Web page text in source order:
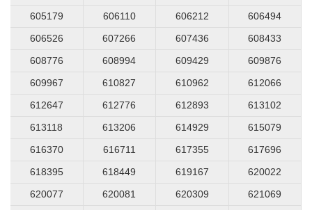
605179
606110 606212
606494
606526
607266 607436
608433
608776
608994 609429
609876
609967
610827 610962
612066
612647
612776 612893
613102
613118
613206 614929
615079
616370
616711 617355
617696
618395
618449 619167
620022
620077
620081 620309
621069